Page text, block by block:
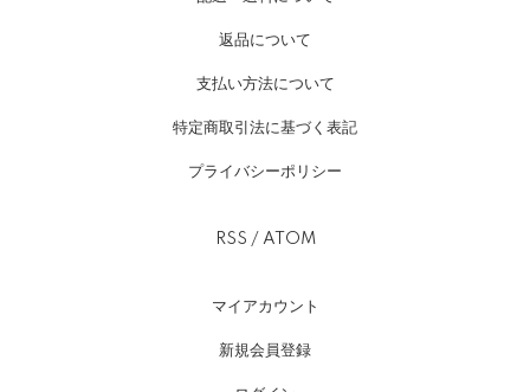
返品について
支払い方法について
特定商取引法に基づく表記
プライバシーポリシー
RSS / ATOM
マイアカウント
新規会員登録